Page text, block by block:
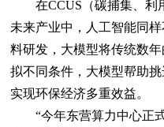
在CCUS（碳捕集、利
未来产业中，人工智能同
料研发，大模型将传统数
拟不同条件，大模型帮助
实现环保经济多重效益。
“今年东营算力中心正式